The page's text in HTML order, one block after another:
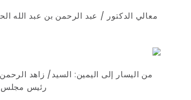
معالي الدكتور / عبد الرحمن بن عبد الله
من اليسار إلى اليمين: السيد/ زاهد
رئيس مجلس